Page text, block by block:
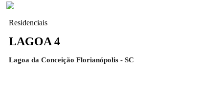
Residenciais
LAGOA 4
Lagoa da Conceição Florianópolis - SC